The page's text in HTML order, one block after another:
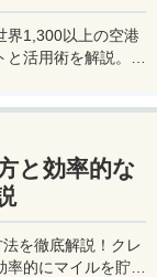
界1,300以上の空港
活用術を解説。セ
と効率的な
を徹底解説！クレ
率的にマイルを貯